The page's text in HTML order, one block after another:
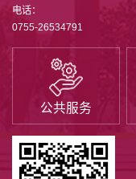
电话：
0755-26534791
公共服务